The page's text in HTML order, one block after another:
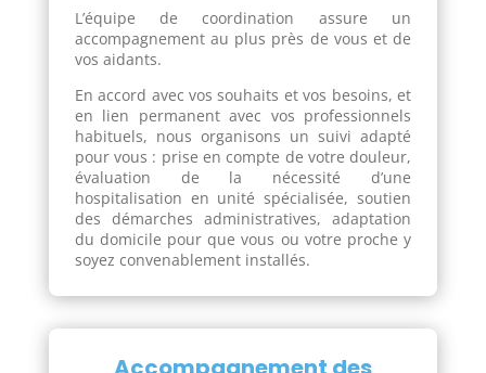
L’équipe de coordination assure un
accompagnement au plus près de vous et de
vos aidants.
En accord avec vos souhaits et vos besoins, et
en lien permanent avec vos professionnels
habituels, nous organisons un suivi adapté
pour vous : prise en compte de votre douleur,
évaluation de la nécessité d’une
hospitalisation en unité spécialisée, soutien
des démarches administratives, adaptation
du domicile pour que vous ou votre proche y
soyez convenablement installés.